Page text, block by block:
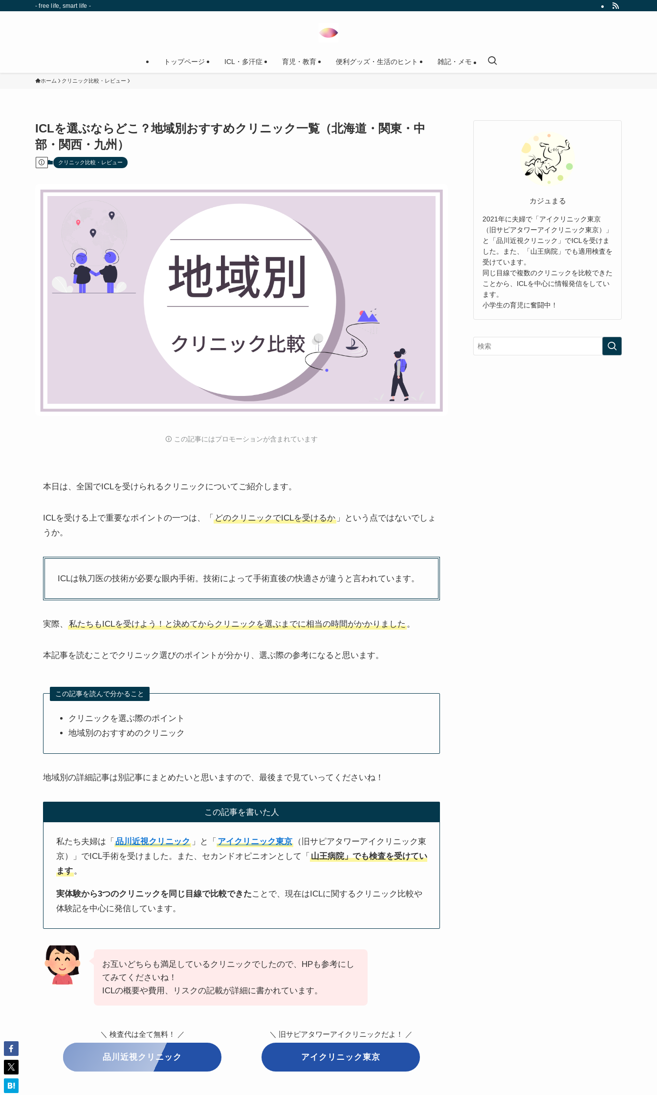
- free life, smart life -
トップページ ICL・多汗症 育児・教育 便利グッズ・生活のヒント 雑記・メモ
ホーム クリニック比較・レビュー
ICLを選ぶならどこ？地域別おすすめクリニック一覧（北海道・関東・中
部・関西・九州）
クリニック比較・レビュー
🛈️ この記事にはプロモーションが含まれています
本日は、全国でICLを受けられるクリニックについてご紹介します。
ICLを受ける上で重要なポイントの一つは、「 どのクリニックでICLを受けるか 」という点ではないでしょ
うか。
ICLは執刀医の技術が必要な眼内手術。技術によって手術直後の快適さが違うと言われています。
実際、 私たちもICLを受けよう！と決めてからクリニックを選ぶまでに相当の時間がかかりました。
本記事を読むことでクリニック選びのポイントが分かり、選ぶ際の参考になると思います。
この記事を読んで分かること
クリニックを選ぶ際のポイント
地域別のおすすめのクリニック
地域別の詳細記事は別記事にまとめたいと思いますので、最後まで見ていってくださいね！
この記事を書いた人
私たち夫婦は「 品川近視クリニック 」と「 アイクリニック東京（旧サピアタワーアイクリニック東
京）」でICL手術を受けました。また、セカンドオピニオンとして「 山王病院」でも検査を受けてい
ます。
実体験から3つのクリニックを同じ目線で比較できたことで、現在はICLに関するクリニック比較や
体験記を中心に発信しています。
お互いどちらも満足しているクリニックでしたので、HPも参考にし
てみてくださいね！
ICLの概要や費用、リスクの記載が詳細に書かれています。
＼ 検査代は全て無料！ ／
品川近視クリニック
＼ 旧サピアタワーアイクリニックだよ！ ／
アイクリニック東京
カジュまる
2021年に夫婦で「アイクリニック東京
（旧サピアタワーアイクリニック東京）」
と「品川近視クリニック」でICLを受けま
した。また、「山王病院」でも適用検査を
受けています。
同じ目線で複数のクリニックを比較できた
ことから、ICLを中心に情報発信をしてい
ます。
小学生の育児に奮闘中！